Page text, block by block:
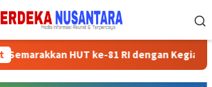
HUT ke-81 RI dengan Kegiatan Sosial